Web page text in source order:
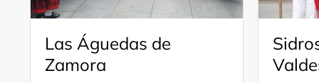
Las Águedas de
Zamora